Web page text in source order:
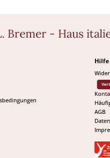
Bremer - Haus
Hilfe
AGB